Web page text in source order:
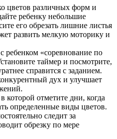
цветов различных форм и
ребенку небольшие
его обрезать лишние листья
развить мелкую моторику и
ребенком «соревнование по
таймер и посмотрите,
справится с заданием.
дух и улучшает
которой отметите дни, когда
определенные виды цветов.
следит за
обрезку по мере